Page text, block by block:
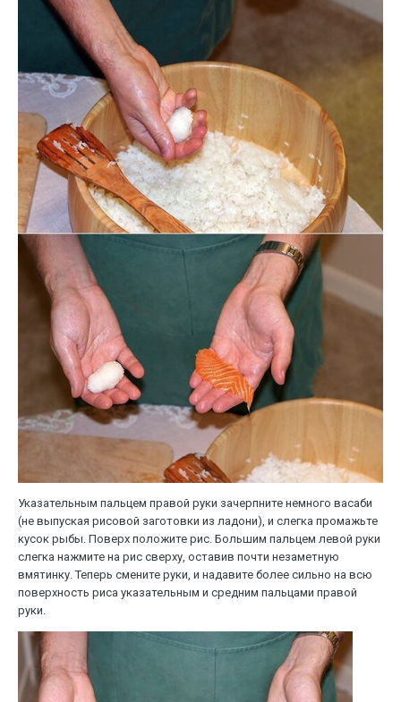
Указательным пальцем правой руки зачерпните немного васаби
(не выпуская рисовой заготовки из ладони), и слегка промажьте
кусок рыбы. Поверх положите рис. Большим пальцем левой руки
слегка нажмите на рис сверху, оставив почти незаметную
вмятинку. Теперь смените руки, и надавите более сильно на всю
поверхность риса указательным и средним пальцами правой
руки.